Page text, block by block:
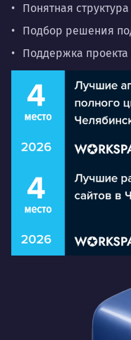
Понятная
Подбор решения
Поддержка проекта